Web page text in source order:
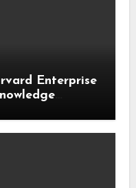
Enterprise